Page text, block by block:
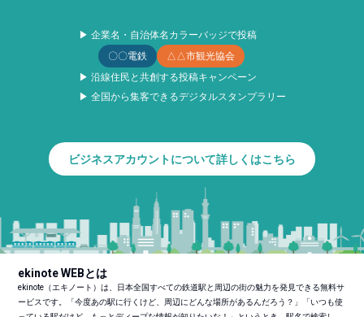
▶ 企業名・自治体名カラーバッジで投稿
〇〇電鉄
△△市観光協会
▶ 沿線住民と共創する投稿キャンペーン
▶ 全国から集客できるデジタルスタンプラリー
ビジネスアカウントについて詳しくはこちら
ekinote WEBとは
ekinote（エキノート）は、日本全国すべての鉄道駅と周辺の街の魅力を発見できる無料サ
ービスです。「今度あの駅に行くけど、周辺にどんな場所があるんだろう？」「いつも使